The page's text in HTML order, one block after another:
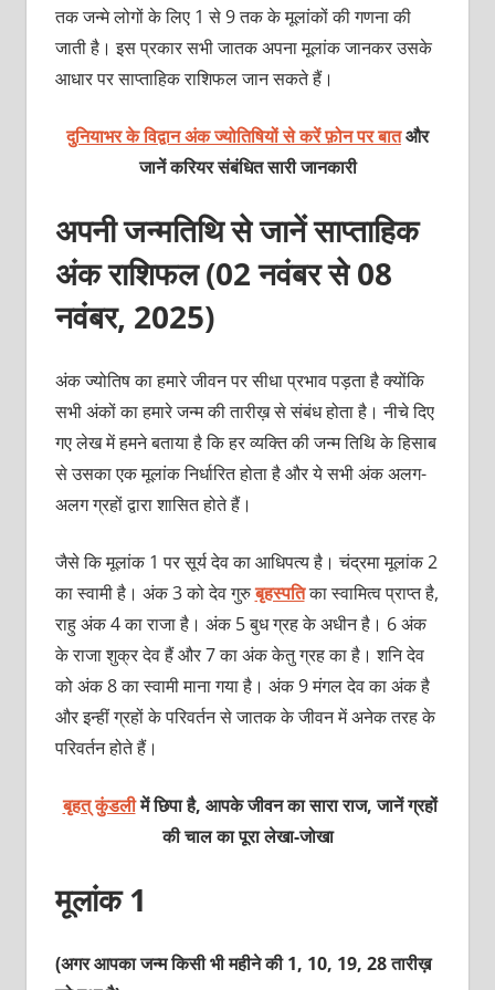
तक जन्मे लोगों के लिए 1 से 9 तक के मूलांकों की गणना की
जाती है। इस प्रकार सभी जातक अपना मूलांक जानकर उसके
आधार पर साप्ताहिक राशिफल जान सकते हैं।
दुनियाभर के विद्वान अंक ज्योतिषियों से करें फ़ोन पर बातऔर
जानें करियर संबंधित सारी जानकारी
अपनी जन्मतिथि से जानें साप्ताहिक
अंक राशिफल (02 नवंबर से 08
नवंबर, 2025)
अंक ज्योतिष का हमारे जीवन पर सीधा प्रभाव पड़ता है क्योंकि
सभी अंकों का हमारे जन्म की तारीख़ से संबंध होता है। नीचे दिए
गए लेख में हमने बताया है कि हर व्यक्ति की जन्म तिथि के हिसाब
से उसका एक मूलांक निर्धारित होता है और ये सभी अंक अलग-
अलग ग्रहों द्वारा शासित होते हैं।
जैसे कि मूलांक 1 पर सूर्य देव का आधिपत्य है। चंद्रमा मूलांक 2
का स्वामी है। अंक 3 को देव गुरुबृहस्पतिका स्वामित्व प्राप्त है,
राहु अंक 4 का राजा है। अंक 5 बुध ग्रह के अधीन है। 6 अंक
के राजा शुक्र देव हैं और 7 का अंक केतु ग्रह का है। शनि देव
को अंक 8 का स्वामी माना गया है। अंक 9 मंगल देव का अंक है
और इन्हीं ग्रहों के परिवर्तन से जातक के जीवन में अनेक तरह के
परिवर्तन होते हैं।
बृहत् कुंडलीमें छिपा है, आपके जीवन का सारा राज, जानें ग्रहों
की चाल का पूरालेखा-जोखा
मूलांक 1
(अगर आपका जन्म किसी भी महीने की 1, 10, 19, 28 तारीख़